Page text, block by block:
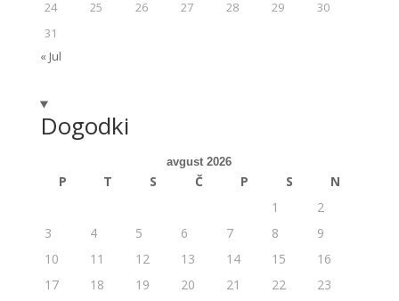
24 25 26 27 28 29
30
31
« Jul
Dogodki
avgust 2026
P T S Č P S
N
1
2
3
4 5 6 7 8
9
10
11 12 13 14 15
16
17
18 19 20 21 22
23